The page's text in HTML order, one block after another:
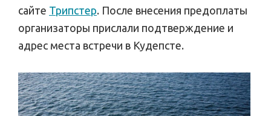
сайте Трипстер. После внесения предоплаты
организаторы прислали подтверждение и
адрес места встречи в Кудепсте.